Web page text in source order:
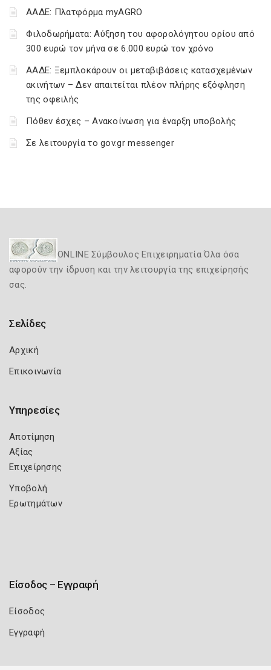
ΑΑΔΕ: Πλατφόρμα myAGRO
Φιλοδωρήματα: Αύξηση του αφορολόγητου ορίου από
300 ευρώ τον μήνα σε 6.000 ευρώ τον χρόνο
ΑΑΔΕ: Ξεμπλοκάρουν οι μεταβιβάσεις κατασχεμένων
ακινήτων – Δεν απαιτείται πλέον πλήρης εξόφληση
της οφειλής
Πόθεν έσχες – Ανακοίνωση για έναρξη υποβολής
Σε λειτουργία το gov.gr messenger
ONLINE Σύμβουλος Επιχειρηματία Όλα όσα
αφορούν την ίδρυση και την λειτουργία της επιχείρησής
σας.
Σελίδες
Αρχική
Επικοινωνία
Υπηρεσίες
Αποτίμηση
Αξίας
Επιχείρησης
Υποβολή
Ερωτημάτων
Είσοδος – Εγγραφή
Είσοδος
Εγγραφή